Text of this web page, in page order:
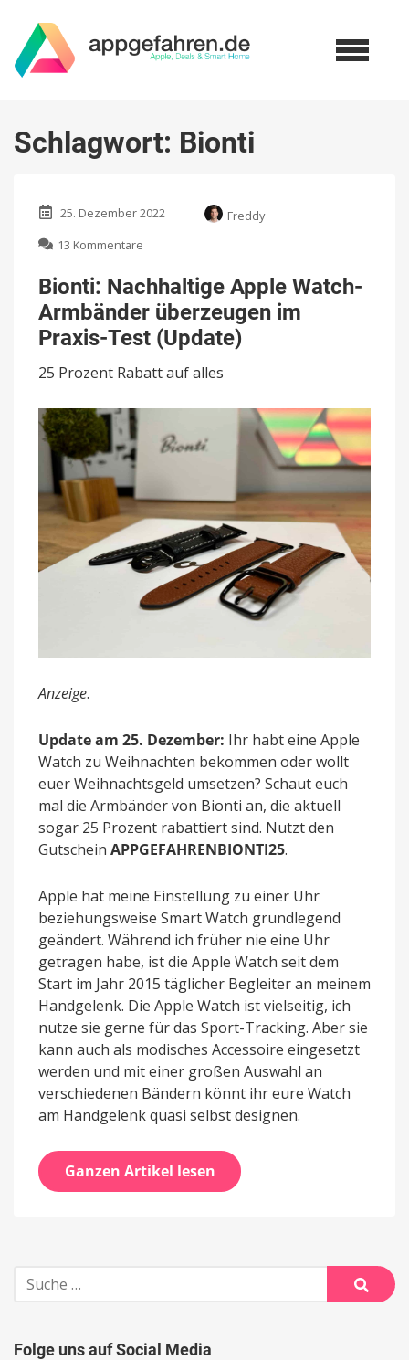
Schlagwort: Bionti
25. Dezember 2022
Freddy
13 Kommentare
Nachhaltige
Apple
Watch-
Armbänder
überzeugen
im
Praxis-
Bionti: Nachhaltige Apple Watch-
Armbänder überzeugen im
Praxis-Test (Update)
25 Prozent Rabatt auf alles
Anzeige.
Update am 25. Dezember: Ihr habt eine Apple
Watch zu Weihnachten bekommen oder wollt
euer Weihnachtsgeld umsetzen? Schaut euch
mal die Armbänder von Bionti an, die aktuell
sogar 25 Prozent rabattiert sind. Nutzt den
Gutschein APPGEFAHRENBIONTI25.
Apple hat meine Einstellung zu einer Uhr
beziehungsweise Smart Watch grundlegend
geändert. Während ich früher nie eine Uhr
getragen habe, ist die Apple Watch seit dem
Start im Jahr 2015 täglicher Begleiter an meinem
Handgelenk. Die Apple Watch ist vielseitig, ich
nutze sie gerne für das Sport-Tracking. Aber sie
kann auch als modisches Accessoire eingesetzt
werden und mit einer großen Auswahl an
verschiedenen Bändern könnt ihr eure Watch
am Handgelenk quasi selbst designen.
Ganzen Artikel lesen
Suche
nach:
Suche
Folge uns auf Social Media